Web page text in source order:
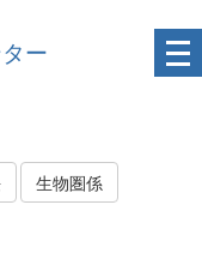
ー
生物圏係